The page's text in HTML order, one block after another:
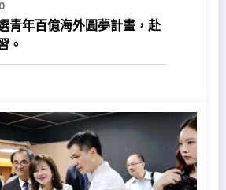
0
青年百億海外圓夢計畫，赴
。